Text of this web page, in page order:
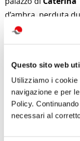
Questo sito web
Utilizziamo i
navigazione e per
Policy.
necessari al
d’ambra, perduta
ricostruita.
che ci porterà da
di Redazione Cralt
08 Maggio 2018